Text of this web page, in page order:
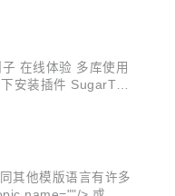
在线体验 多库使用
安装插件 SugarTe
其他模版语言有许多